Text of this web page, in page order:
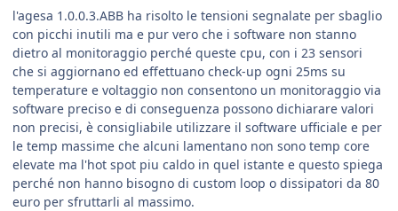
l'agesa 1.0.0.3.ABB ha risolto le tensioni segnalate per sbaglio
con picchi inutili ma e pur vero che i software non stanno
dietro al monitoraggio perché queste cpu, con i 23 sensori
che si aggiornano ed effettuano check-up ogni 25ms su
temperature e voltaggio non consentono un monitoraggio via
software preciso e di conseguenza possono dichiarare valori
non precisi, è consigliabile utilizzare il software ufficiale e per
le temp massime che alcuni lamentano non sono temp core
elevate ma l'hot spot piu caldo in quel istante e questo spiega
perché non hanno bisogno di custom loop o dissipatori da 80
euro per sfruttarli al massimo.